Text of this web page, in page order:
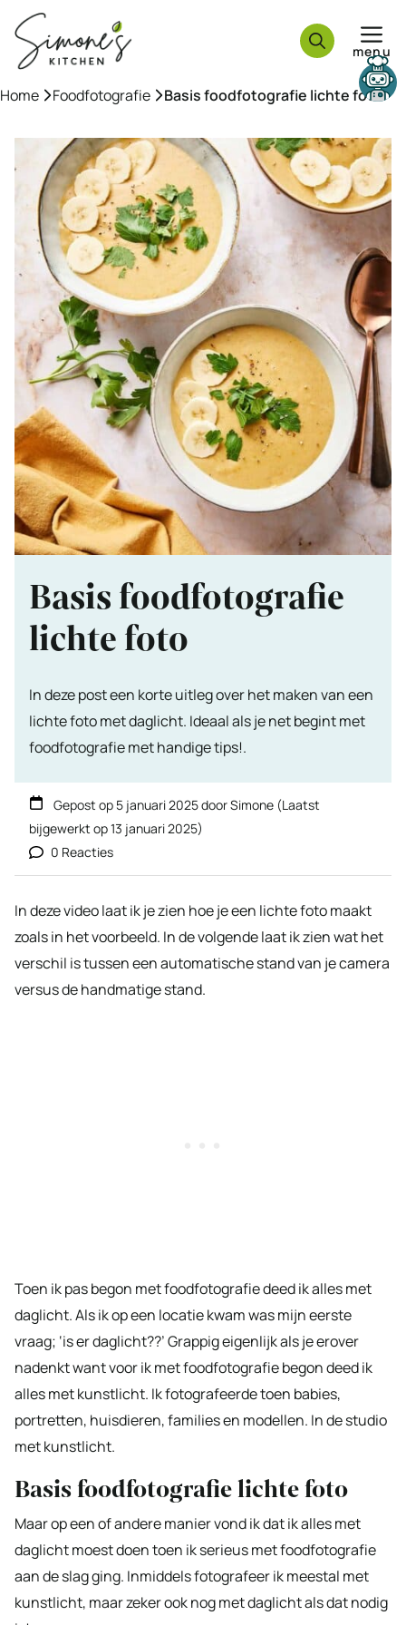
naar
inhoud
menu
Home »Foodfotografie »Basis foodfotografie lichte foto
Basis foodfotografie
lichte foto
In deze post een korte uitleg over het maken van een
lichte foto met daglicht. Ideaal als je net begint met
foodfotografie met handige tips!.
Gepost op 5 januari 2025doorSimone (Laatst
bijgewerkt op13 januari 2025)
0 Reacties
In deze video laat ik je zien hoe je een lichte foto maakt
zoals in het voorbeeld. In de volgende laat ik zien wat het
verschil is tussen een automatische stand van je camera
versus de handmatige stand.
Toen ik pas begon met foodfotografie deed ik alles met
daglicht. Als ik op een locatie kwam was mijn eerste
vraag; ‘is er daglicht??’ Grappig eigenlijk als je erover
nadenkt want voor ik met foodfotografie begon deed ik
alles met kunstlicht. Ik fotografeerde toen babies,
portretten, huisdieren, families en modellen. In de studio
met kunstlicht.
Basis foodfotografie lichte foto
Maar op een of andere manier vond ik dat ik alles met
daglicht moest doen toen ik serieus met foodfotografie
aan de slag ging. Inmiddels fotografeer ik meestal met
kunstlicht, maar zeker ook nog met daglicht als dat nodig
Need help?